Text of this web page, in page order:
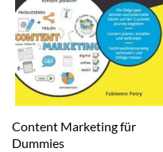
Content Marketing für
Dummies